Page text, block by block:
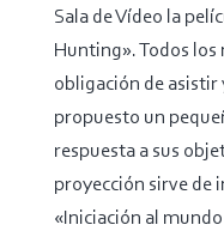
Sala de Vídeo la
Hunting». Todos
obligación de asistir
propuesto un
respuesta a sus
proyección sirve de
«Iniciación al